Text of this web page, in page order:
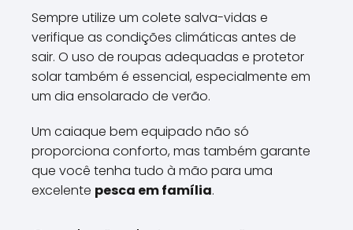
Sempre utilize um colete salva-vidas e
verifique as condições climáticas antes de
sair. O uso de roupas adequadas e protetor
solar também é essencial, especialmente em
um dia ensolarado de verão.
Um caiaque bem equipado não só
proporciona conforto, mas também garante
que você tenha tudo à mão para uma
excelente pesca em família.